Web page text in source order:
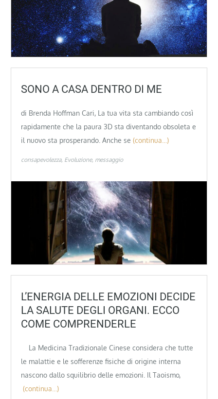
SONO A CASA DENTRO DI ME
di Brenda Hoffman Cari, La tua vita sta cambiando così
rapidamente che la paura 3D sta diventando obsoleta e
il nuovo sta prosperando. Anche se (continua…)
consapevolezza Evoluzione messaggio
L’ENERGIA DELLE EMOZIONI DECIDE
LA SALUTE DEGLI ORGANI. ECCO
COME COMPRENDERLE
La Medicina Tradizionale Cinese considera che tutte
le malattie e le sofferenze fisiche di origine interna
nascono dallo squilibrio delle emozioni. Il Taoismo,
(continua…)